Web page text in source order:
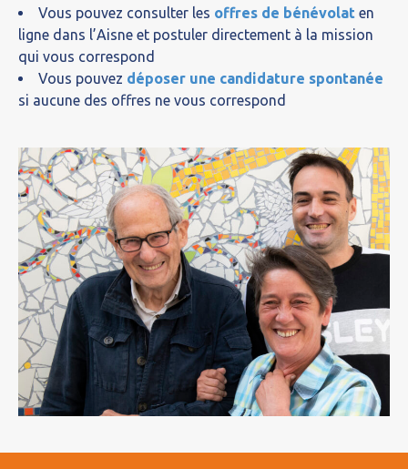
Vous pouvez consulter les offres de bénévolat en
ligne dans l’Aisne et postuler directement à la mission
qui vous correspond
Vous pouvez déposer une candidature spontanée
si aucune des offres ne vous correspond